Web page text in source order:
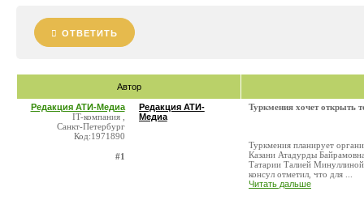
ОТВЕТИТЬ
Автор
Редакция АТИ-Медиа
IT-компания ,
Санкт-Петербург
Код:1971890
#1
Редакция АТИ-
Медиа
Туркмения хочет открыть
Туркмения планирует
Казани Атадурды
Татарии Талией
консул отметил, что для ...
Читать дальше